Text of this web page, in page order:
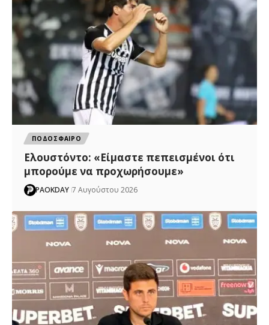
ΠΟΔΟΣΦΑΙΡΟ
Ελουστόντο: «Είμαστε πεπεισμένοι ότι
μπορούμε να προχωρήσουμε»
PAOKDAY 7 Αυγούστου 2026